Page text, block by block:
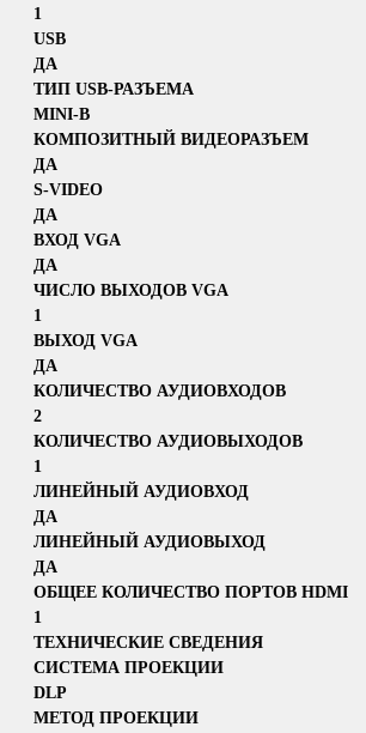
1
USB
ДА
ТИП USB-РАЗЪЕМА
MINI-B
КОМПОЗИТНЫЙ ВИДЕОРАЗЪЕМ
ДА
S-VIDEO
ДА
ВХОД VGA
ДА
ЧИСЛО ВЫХОДОВ VGA
1
ВЫХОД VGA
ДА
КОЛИЧЕСТВО АУДИОВХОДОВ
2
КОЛИЧЕСТВО АУДИОВЫХОДОВ
1
ЛИНЕЙНЫЙ АУДИОВХОД
ДА
ЛИНЕЙНЫЙ АУДИОВЫХОД
ДА
ОБЩЕЕ КОЛИЧЕСТВО ПОРТОВ HDMI
1
ТЕХНИЧЕСКИЕ СВЕДЕНИЯ
СИСТЕМА ПРОЕКЦИИ
DLP
МЕТОД ПРОЕКЦИИ